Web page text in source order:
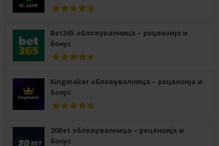
Bet365 обложувалница – рецензија и
бонус
Kingmaker обложувалница – рецензија и
бонус
20Bet обложувалница – рецензија и
бонус